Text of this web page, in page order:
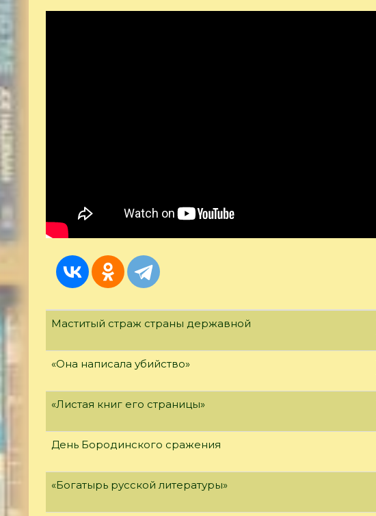
Маститый страж страны державной
«Она написала убийство»
«Листая книг его страницы»
День Бородинского сражения
«Богатырь русской литературы»